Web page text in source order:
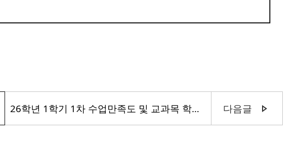
다음글
26학년 1학기 1차 수업만족도 및 교과목 학습목표 성취도 평가 안내